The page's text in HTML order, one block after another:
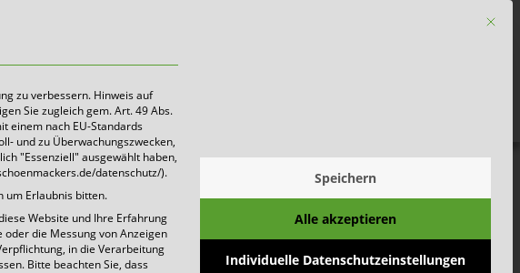
Mit
zu verbessern. Hinweis auf
Sie zugleich gem. Art. 49 Abs.
einem nach EU-Standards
und zu Überwachungszwecken,
"Essenziell" ausgewählt haben,
datenschutz/).
um Erlaubnis bitten.
Website und Ihre Erfahrung
die Messung von Anzeigen
in die Verarbeitung
Bitte beachten Sie, dass
Speichern
Alle akzeptieren
Individuelle Datenschutzeinstellungen